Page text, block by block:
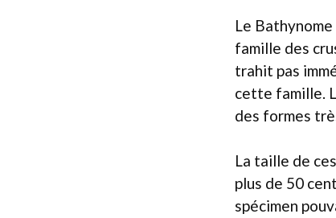
Le
famille des
trahit pas
cette famille.
des formes
La taille de
plus de 50
spécimen